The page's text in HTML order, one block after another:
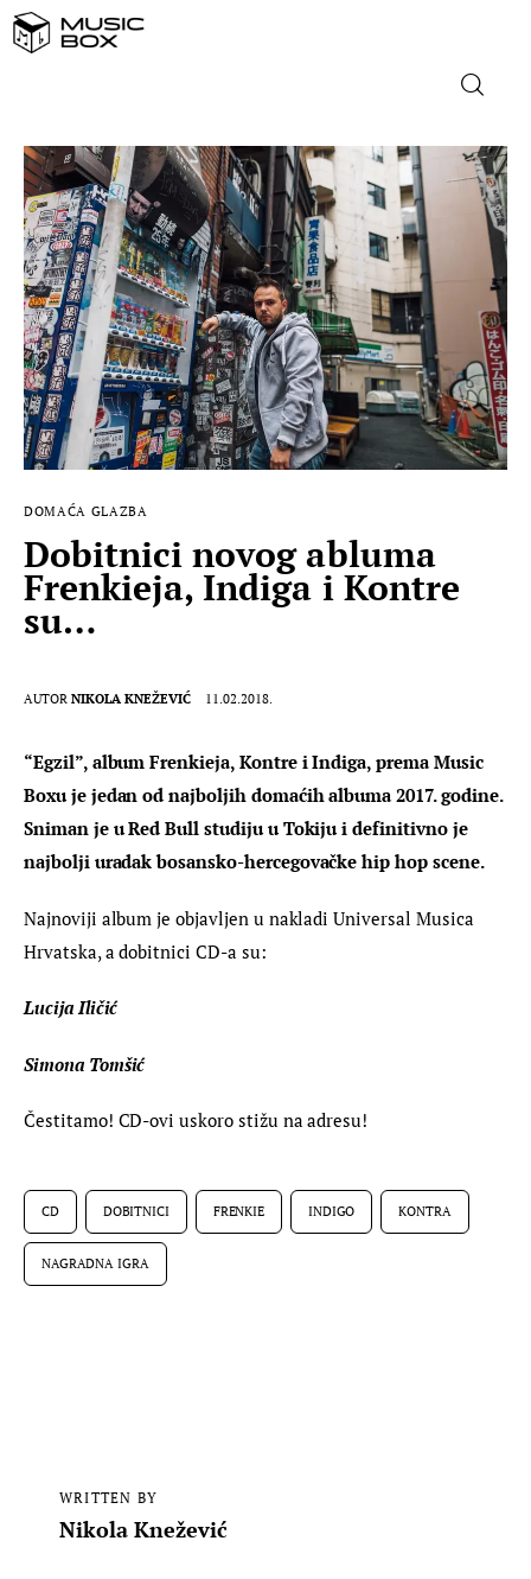
NASLOVNICA
DOMAĆA GLAZBA
STRANA GLAZBA
FILM
MUSIC BOX
DOMAĆA GLAZBA
Dobitnici novog abluma
Frenkieja, Indiga i Kontre
su…
AUTOR NIKOLA KNEŽEVIĆ 11.02.2018.
“Egzil”, album Frenkieja, Kontre i Indiga, prema Music
Boxu je jedan od najboljih domaćih albuma 2017. godine.
Sniman je u Red Bull studiju u Tokiju i definitivno je
najbolji uradak bosansko-hercegovačke hip hop scene.
Najnoviji album je objavljen u nakladi Universal Musica
Hrvatska, a dobitnici CD-a su:
Lucija Iličić
Simona Tomšić
Čestitamo! CD-ovi uskoro stižu na adresu!
CD DOBITNICI FRENKIE INDIGO KONTRA
NAGRADNA IGRA
WRITTEN BY
Nikola Knežević